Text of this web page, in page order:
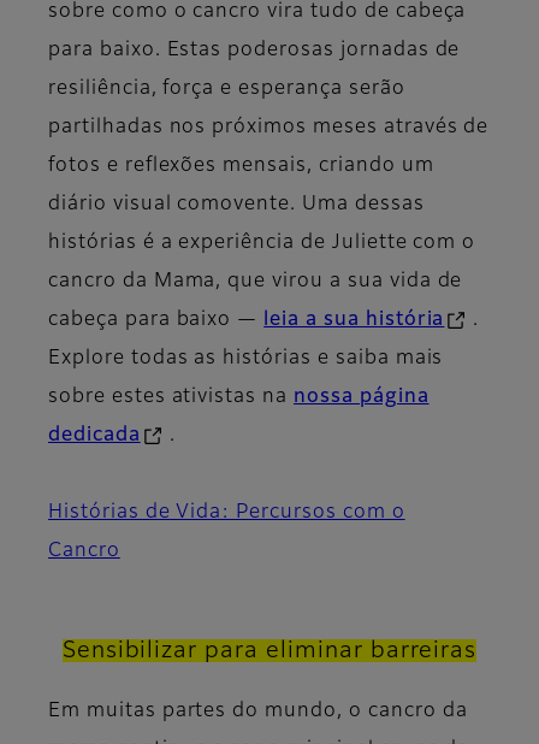
sobre como o cancro vira tudo de cabeça
para baixo. Estas poderosas jornadas de
resiliência, força e esperança serão
partilhadas nos próximos meses através de
fotos e reflexões mensais, criando um
diário visual comovente. Uma dessas
histórias é a experiência de Juliette com o
cancro da Mama, que virou a sua vida de
cabeça para baixo —
leia a sua história
.
Explore todas as histórias e saiba mais
sobre estes ativistas na nossa página
dedicada
.
Histórias de Vida: Percursos com o
Cancro​
Sensibilizar para eliminar barreiras
Em muitas partes do mundo, o cancro da